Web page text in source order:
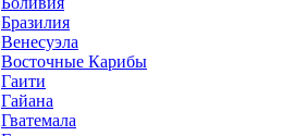
Бразилия
Венесуэла
Восточные Карибы
Гаити
Гайана
Гватемала